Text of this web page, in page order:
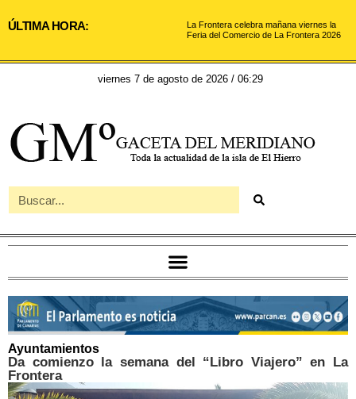
ÚLTIMA HORA:
La Frontera celebra mañana viernes la
Feria del Comercio de La Frontera 2026
viernes 7 de agosto de 2026 / 06:29
Ayuntamientos
Da comienzo la semana del “Libro Viajero” en La
Frontera